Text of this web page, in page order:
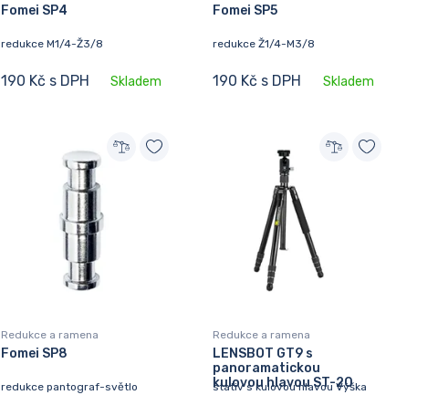
Fomei SP4
redukce M1/4-Ž3/8
190 Kč s DPH Skladem
Fomei SP5
redukce Ž1/4-M3/8
190 Kč s DPH Skladem
Redukce a ramena
Fomei SP8
redukce pantograf-světlo
Redukce a ramena
LENSBOT GT9 s
panoramatickou
kulovou hlavou ST-20
stativ s kulovou hlavou Výška